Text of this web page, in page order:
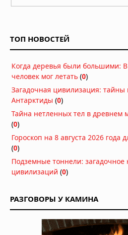
извержение
объявить
опасности
берегов
03.08.2026 в
циклон
01.08.2026 в 15:17
4,7 у
отключения
ТОП НОВОСТЕЙ
Когда деревья были большими:
человек мог летать (0)
Загадочная цивилизация: тайны
Антарктиды (0)
Тайна нетленных тел в древнем
(0)
Гороскоп на 8 августа 2026 года
(0)
Подземные тоннели: загадочное
цивилизаций (0)
РАЗГОВОРЫ У КАМИНА